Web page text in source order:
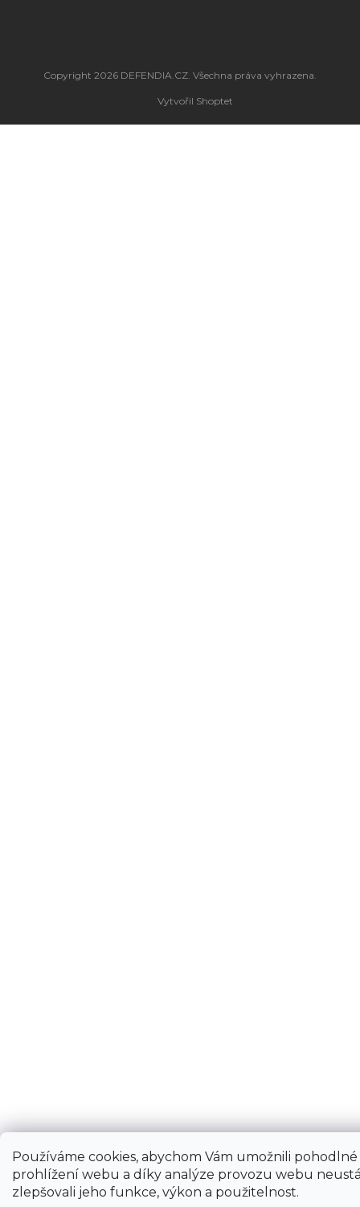
Používáme cookies, abychom Vám umožnili pohodlné
prohlížení webu a díky analýze provozu webu
zlepšovali jeho funkce, výkon a použitelnost.
Vytvořil Shoptet
Copyright 2026 DEFENDIA.CZ. Všechna práva vyhrazena.